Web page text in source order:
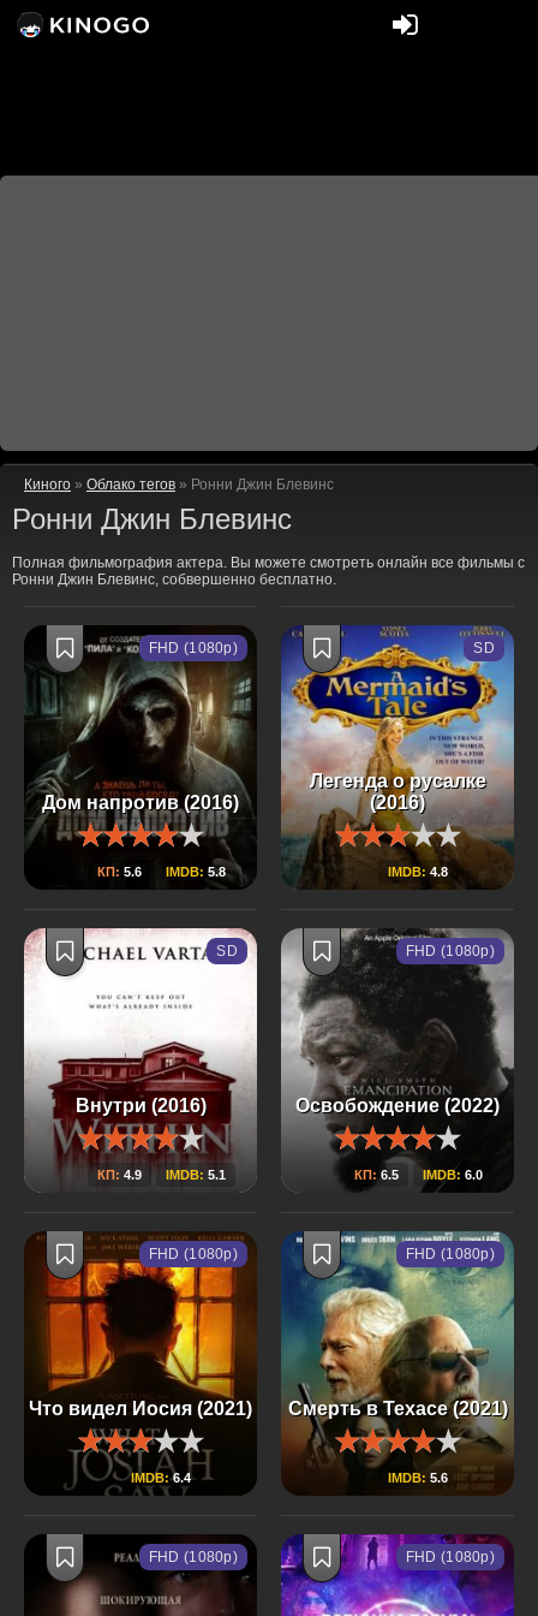
Киного » Облако тегов » Ронни Джин Блевинс
Ронни Джин Блевинс
Полная фильмография актера. Вы можете смотреть онлайн все фильмы с
Ронни Джин Блевинс, собвершенно бесплатно.
Дом напротив (2016)
КП: 5.6 IMDB: 5.8
FHD (1080p)
Легенда о русалке
(2016)
IMDB: 4.8
SD
Внутри (2016)
КП: 4.9 IMDB: 5.1
SD
Освобождение (2022)
КП: 6.5 IMDB: 6.0
FHD (1080p)
Что видел Иосия (2021)
IMDB:6.4
FHD (1080p)
Смерть в Техасе (2021)
IMDB: 5.6
FHD (1080p)
FHD (1080p) FHD (1080p)